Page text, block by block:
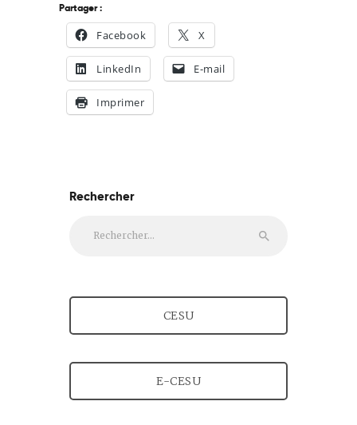
Partager :
Facebook X
LinkedIn E-mail
Imprimer
Rechercher
CESU
E-CESU